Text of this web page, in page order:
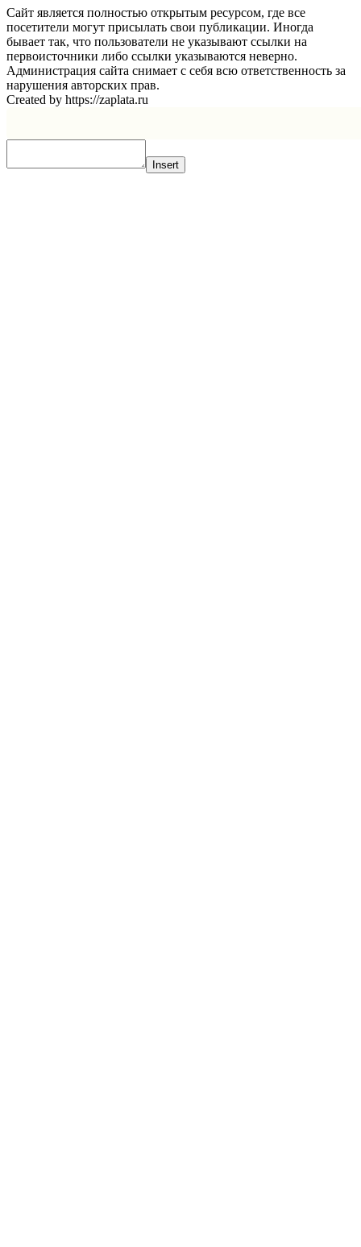
Сайт является полностью открытым ресурсом, где все
посетители могут присылать свои публикации. Иногда
бывает так, что пользователи не указывают ссылки на
первоисточники либо ссылки указываются неверно.
Администрация сайта снимает с себя всю ответственность за
нарушения авторских прав.
Created by https://zaplata.ru
Insert